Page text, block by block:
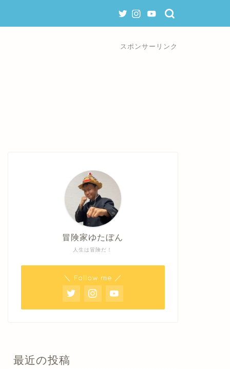
スポンサーリンク
人生は冒険だ！
冒険家ゆたぼん
＼ Follow me ／
最近の投稿